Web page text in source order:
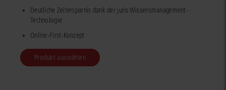
Deutliche Zeitersparnis dank der juris Wissensmanagement-
Technologie
Online-First-Konzept
Produkt auswählen